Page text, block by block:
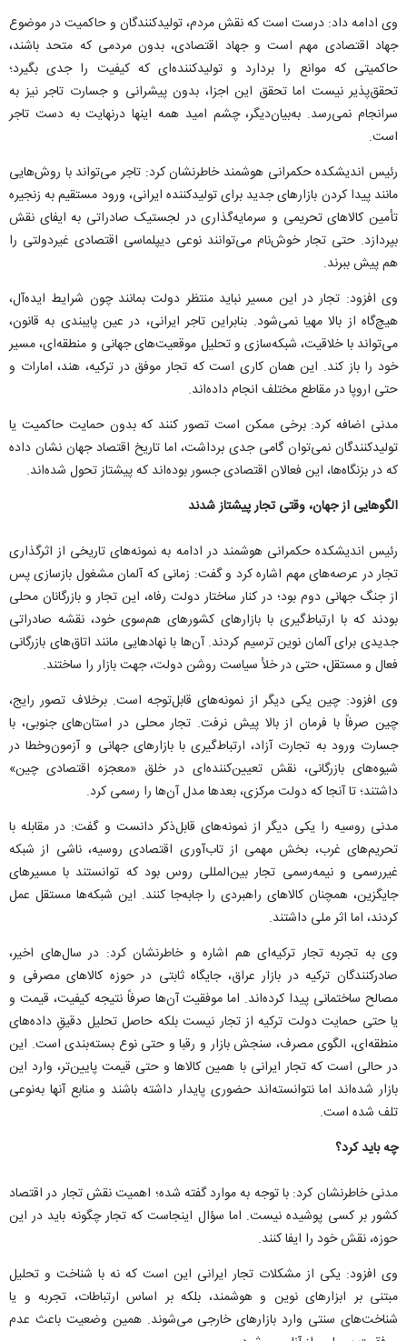
وی ادامه داد: درست است که نقش مردم، تولیدکنندگان و حاکمیت در موضوع
جهاد اقتصادی مهم است و جهاد اقتصادی، بدون مردمی که متحد باشند،
حاکمیتی که موانع را بردارد و تولیدکننده‌ای که کیفیت را جدی بگیرد؛
تحقق‌پذیر نیست اما تحقق این اجزا، بدون پیشرانی و جسارت تاجر نیز به
سرانجام نمی‌رسد. به‌بیان‌دیگر، چشم امید همه اینها درنهایت به دست تاجر
است.
رئیس اندیشکده حکمرانی هوشمند خاطرنشان کرد: تاجر می‌تواند با روش‌هایی
مانند پیدا کردن بازارهای جدید برای تولیدکننده ایرانی، ورود مستقیم به زنجیره
تأمین کالاهای تحریمی و سرمایه‌گذاری در لجستیک صادراتی به ایفای نقش
بپردازد. حتی تجار خوش‌نام می‌توانند نوعی دیپلماسی اقتصادی غیردولتی را
هم پیش ببرند.
وی افزود: تجار در این مسیر نباید منتظر دولت بمانند چون شرایط ایده‌آل،
هیچ‌گاه از بالا مهیا نمی‌شود. بنابراین تاجر ایرانی، در عین پایبندی به قانون،
می‌تواند با خلاقیت، شبکه‌سازی و تحلیل موقعیت‌های جهانی و منطقه‌ای، مسیر
خود را باز کند. این همان کاری است که تجار موفق در ترکیه، هند، امارات و
حتی اروپا در مقاطع مختلف انجام داده‌اند.
مدنی اضافه کرد: برخی ممکن است تصور کنند که بدون حمایت حاکمیت یا
تولیدکنندگان نمی‌توان گامی جدی برداشت، اما تاریخ اقتصاد جهان نشان داده
که در بزنگاه‌ها، این فعالان اقتصادی جسور بوده‌اند که پیشتاز تحول شده‌اند.
الگوهایی از جهان، وقتی تجار پیشتاز شدند
رئیس اندیشکده حکمرانی هوشمند در ادامه به نمونه‌های تاریخی از اثرگذاری
تجار در عرصه‌های مهم اشاره کرد و گفت: زمانی که آلمان مشغول بازسازی پس
از جنگ جهانی دوم بود؛ در کنار ساختار دولت رفاه، این تجار و بازرگانان محلی
بودند که با ارتباط‌گیری با بازارهای کشورهای هم‌سوی خود، نقشه صادراتی
جدیدی برای آلمان نوین ترسیم کردند. آن‌ها با نهادهایی مانند اتاق‌های بازرگانی
فعال و مستقل، حتی در خلأ سیاست روشن دولت، جهت بازار را ساختند.
وی افزود: چین یکی دیگر از نمونه‌های قابل‌توجه است. برخلاف تصور رایج،
چین صرفاً با فرمان از بالا پیش نرفت. تجار محلی در استان‌های جنوبی، با
جسارت ورود به تجارت آزاد، ارتباط‌گیری با بازارهای جهانی و آزمون‌وخطا در
شیوه‌های بازرگانی، نقش تعیین‌کننده‌ای در خلق «معجزه اقتصادی چین»
داشتند؛ تا آنجا که دولت مرکزی، بعدها مدل آن‌ها را رسمی کرد.
مدنی روسیه را یکی دیگر از نمونه‌های قابل‌ذکر دانست و گفت: در مقابله با
تحریم‌های غرب، بخش مهمی از تاب‌آوری اقتصادی روسیه، ناشی از شبکه
غیررسمی و نیمه‌رسمی تجار بین‌المللی روس بود که توانستند با مسیرهای
جایگزین، همچنان کالاهای راهبردی را جابه‌جا کنند. این شبکه‌ها مستقل عمل
کردند، اما اثر ملی داشتند.
وی به تجربه تجار ترکیه‌ای هم اشاره و خاطرنشان کرد: در سال‌های اخیر،
صادرکنندگان ترکیه در بازار عراق، جایگاه ثابتی در حوزه کالاهای مصرفی و
مصالح ساختمانی پیدا کرده‌اند. اما موفقیت آن‌ها صرفاً نتیجه کیفیت، قیمت و
یا حتی حمایت دولت ترکیه از تجار نیست بلکه حاصل تحلیل دقیقِ داده‌های
منطقه‌ای، الگوی مصرف، سنجش بازار و رقبا و حتی نوع بسته‌بندی است. این
در حالی است که تجار ایرانی با همین کالاها و حتی قیمت پایین‌تر، وارد این
بازار شده‌اند اما نتوانسته‌اند حضوری پایدار داشته باشند و منابع آنها به‌نوعی
تلف شده است.
چه باید کرد؟
مدنی خاطرنشان کرد: با توجه به موارد گفته شده؛ اهمیت نقش تجار در اقتصاد
کشور بر کسی پوشیده نیست. اما سؤال اینجاست که تجار چگونه باید در این
حوزه، نقش خود را ایفا کنند.
وی افزود: یکی از مشکلات تجار ایرانی این است که نه با شناخت و تحلیل
مبتنی بر ابزارهای نوین و هوشمند، بلکه بر اساس ارتباطات، تجربه و یا
شناخت‌های سنتی وارد بازارهای خارجی می‌شوند. همین وضعیت باعث عدم